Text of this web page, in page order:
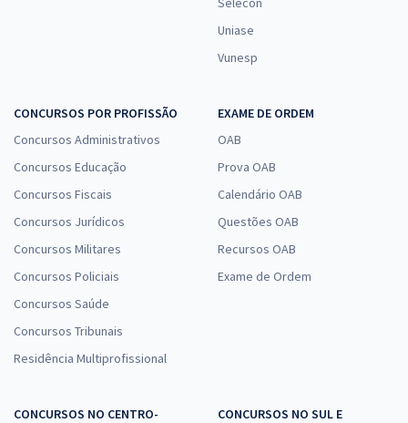
Uniase
Vunesp
CONCURSOS POR PROFISSÃO
Concursos Administrativos
Concursos Educação
Concursos Fiscais
Concursos Jurídicos
Concursos Militares
Concursos Policiais
Concursos Saúde
Concursos Tribunais
Residência Multiprofissional
EXAME DE ORDEM
OAB
Prova OAB
Calendário OAB
Questões OAB
Recursos OAB
Exame de Ordem
CONCURSOS NO CENTRO-
CONCURSOS NO SUL E